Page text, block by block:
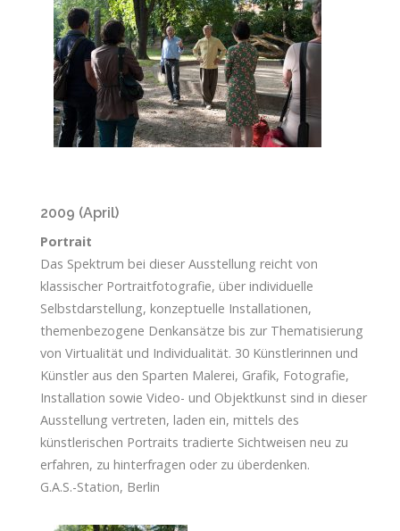
2009 (April)
Portrait
Das Spektrum bei dieser Ausstellung reicht von
klassischer Portraitfotografie, über individuelle
Selbstdarstellung, konzeptuelle Installationen,
themenbezogene Denkansätze bis zur Thematisierung
von Virtualität und Individualität. 30 Künstlerinnen und
Künstler aus den Sparten Malerei, Grafik, Fotografie,
Installation sowie Video- und Objektkunst sind in dieser
Ausstellung vertreten, laden ein, mittels des
künstlerischen Portraits tradierte Sichtweisen neu zu
erfahren, zu hinterfragen oder zu überdenken.
G.A.S.-Station, Berlin